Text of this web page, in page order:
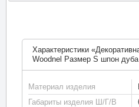
Характеристики
Woodnel Размер S шпон
Материал изделия
Габариты изделия Ш/Г/В